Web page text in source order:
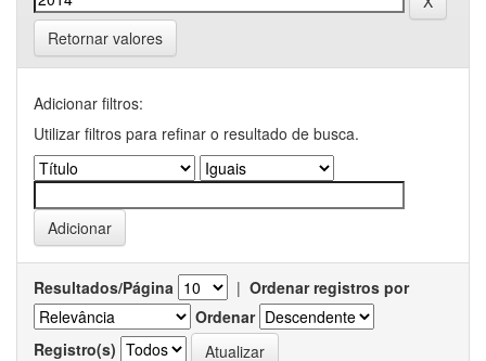
Retornar valores
Adicionar filtros:
Utilizar filtros para refinar o resultado de busca.
Resultados/Página | Ordenar registros por
Ordenar
Registro(s)